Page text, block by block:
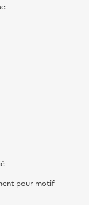
pour motif